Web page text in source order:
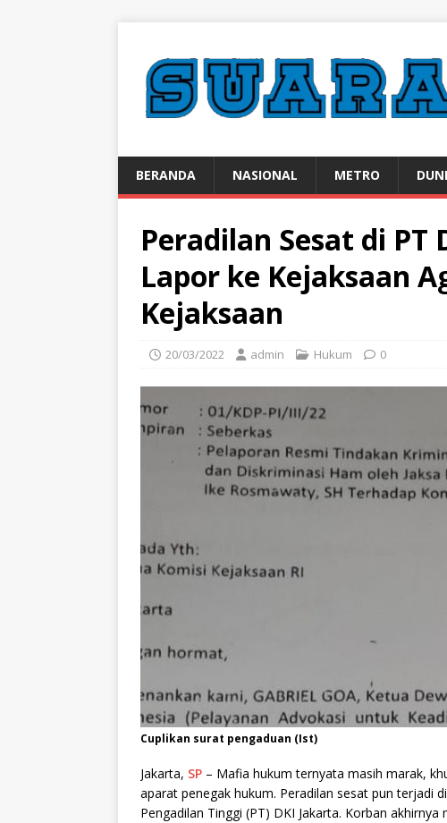
BERANDA NASIONAL METRO
Peradilan Sesat di PT
Lapor ke Kejaksaan
Kejaksaan
20/03/2022 admin Hukum 0
Cuplikan surat pengaduan (Ist)
Jakarta, SP – Mafia hukum ternyata masih marak,
aparat penegak hukum. Peradilan sesat pun terjadi
Pengadilan Tinggi (PT) DKI Jakarta. Korban